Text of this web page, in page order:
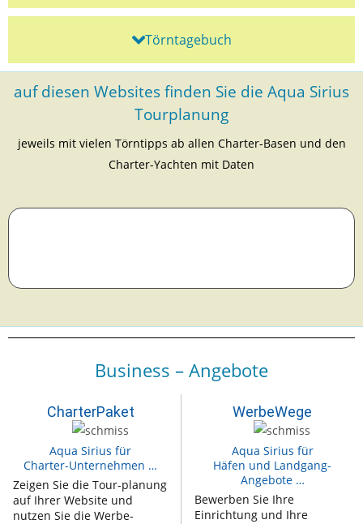
Törntagebuch
auf diesen Websites finden Sie die Aqua Sirius
Tourplanung
jeweils mit vielen Törntipps ab allen Charter-Basen und den
Charter-Yachten mit Daten
Business – Angebote
CharterPaket
Aqua Sirius für
Charter-Unternehmen …
Zeigen Sie die Tour-planung
auf Ihrer Website und
nutzen Sie die Werbe-
WerbeWege
Aqua Sirius für
Häfen und Landgang-
Angebote …
Bewerben Sie Ihre
Einrichtung und Ihre